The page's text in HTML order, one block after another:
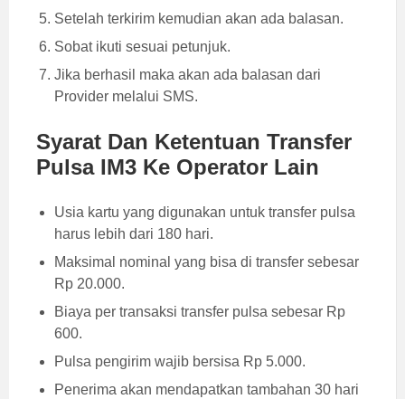
Setelah terkirim kemudian akan ada balasan.
Sobat ikuti sesuai petunjuk.
Jika berhasil maka akan ada balasan dari
Provider melalui SMS.
Syarat Dan Ketentuan Transfer
Pulsa IM3 Ke Operator Lain
Usia kartu yang digunakan untuk transfer pulsa
harus lebih dari 180 hari.
Maksimal nominal yang bisa di transfer sebesar
Rp 20.000.
Biaya per transaksi transfer pulsa sebesar Rp
600.
Pulsa pengirim wajib bersisa Rp 5.000.
Penerima akan mendapatkan tambahan 30 hari